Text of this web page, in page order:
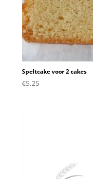
Speltcake voor 2 cakes
€5.25